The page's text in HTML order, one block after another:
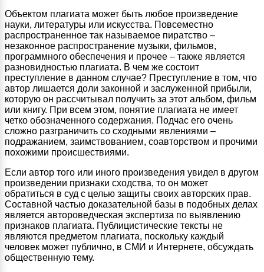
Объектом плагиата может быть любое произведение
науки, литературы или искусства. Повсеместно
распространенное так называемое пиратство –
незаконное распространение музыки, фильмов,
программного обеспечения и прочее – также является
разновидностью плагиата. В чем же состоит
преступление в данном случае? Преступление в том, что
автор лишается доли законной и заслуженной прибыли,
которую он рассчитывал получить за этот альбом, фильм
или книгу. При всем этом, понятие плагиата не имеет
четко обозначенного содержания. Подчас его очень
сложно разграничить со сходными явлениями –
подражанием, заимствованием, соавторством и прочими
похожими происшествиями.
Если автор того или иного произведения увидел в другом
произведении признаки сходства, то он может
обратиться в суд с целью защиты своих авторских прав.
Составной частью доказательной базы в подобных делах
является автороведческая экспертиза по выявлению
признаков плагиата. Публицистические тексты не
являются предметом плагиата, поскольку каждый
человек может публично, в СМИ и Интернете, обсуждать
общественную тему.